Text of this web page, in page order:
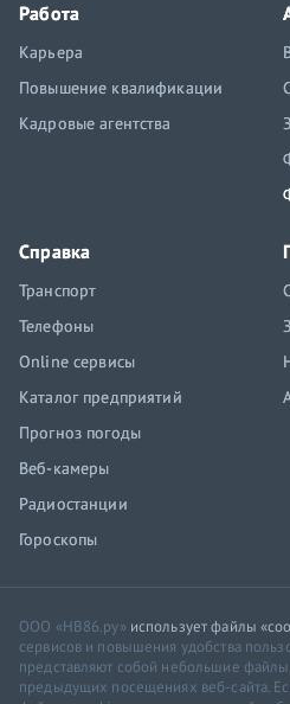
Работа
Карьера
Повышение квалификации
Кадровые агентства
Справка
Транспорт
Телефоны
Online сервисы
Каталог предприятий
Прогноз погоды
Веб-камеры
Радиостанции
Гороскопы
ООО «НВ86.ру» использует файлы
сервисов и повышения удобства
представляют собой небольшие
предыдущих посещениях веб-сайта.